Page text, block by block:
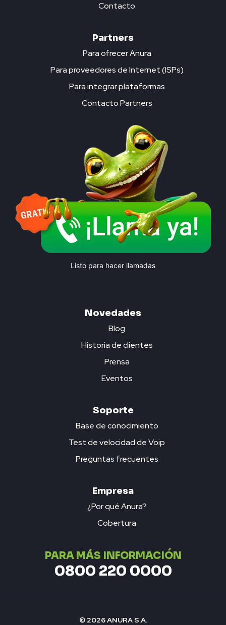
Contacto
Partners
Para ofrecer Anura
Para proveedores de Internet (ISPs)
Para integrar plataformas
Contacto Partners
Listo para hacer llamadas
Novedades
Blog
Historia de clientes
Prensa
Eventos
Soporte
Base de conocimiento
Test de velocidad de Voip
Preguntas frecuentes
Empresa
¿Por qué Anura?
Cobertura
PARA MÁS INFORMACIÓN
0800 220 0000
© 2026 ANURA S.A.